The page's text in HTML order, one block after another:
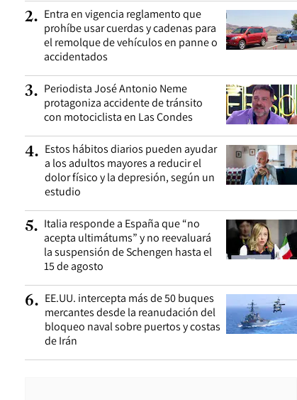
2. Entra en vigencia reglamento que
prohíbe usar cuerdas y cadenas para
el remolque de vehículos en panne o
accidentados
3. Periodista José Antonio Neme
protagoniza accidente de tránsito
con motociclista en Las Condes
4. Estos hábitos diarios pueden ayudar
a los adultos mayores a reducir el
dolor físico y la depresión, según un
estudio
5. Italia responde a España que “no
acepta ultimátums” y no reevaluará
la suspensión de Schengen hasta el
15 de agosto
6. EE.UU. intercepta más de 50 buques
mercantes desde la reanudación del
bloqueo naval sobre puertos y costas
de Irán